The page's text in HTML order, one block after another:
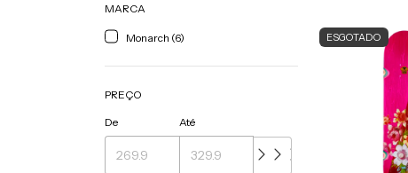
MARCA
Monarch (6)
PREÇO
De Até
ESGOTADO